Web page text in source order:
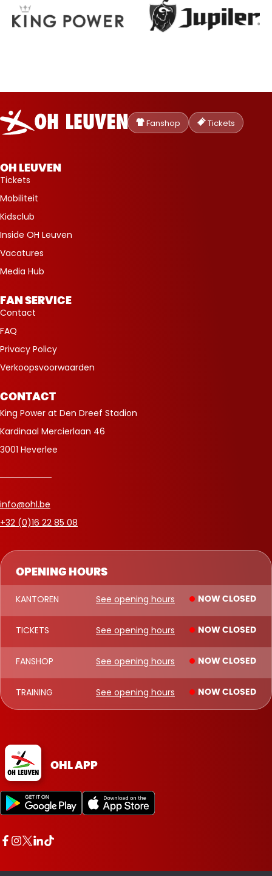
Oud-
Heverlee
Leuven
Fanshop Tickets
OPENING HOURS
KANTOREN See opening hours NOW CLOSED
TICKETS See opening hours NOW CLOSED
FANSHOP See opening hours NOW CLOSED
TRAINING See opening hours NOW CLOSED
OH LEUVEN
Tickets
Mobiliteit
Kidsclub
Inside OH Leuven
Vacatures
Media Hub
FAN SERVICE
Contact
FAQ
Privacy Policy
Verkoopsvoorwaarden
CONTACT
King Power at Den Dreef Stadion
Kardinaal Mercierlaan 46
3001 Heverlee
info@ohl.be
+32 (0)16 22 85 08
OHL APP